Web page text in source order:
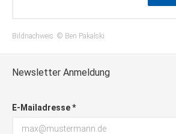
Bildnachweis: © Ben Pakalski
Newsletter Anmeldung
E-Mailadresse *